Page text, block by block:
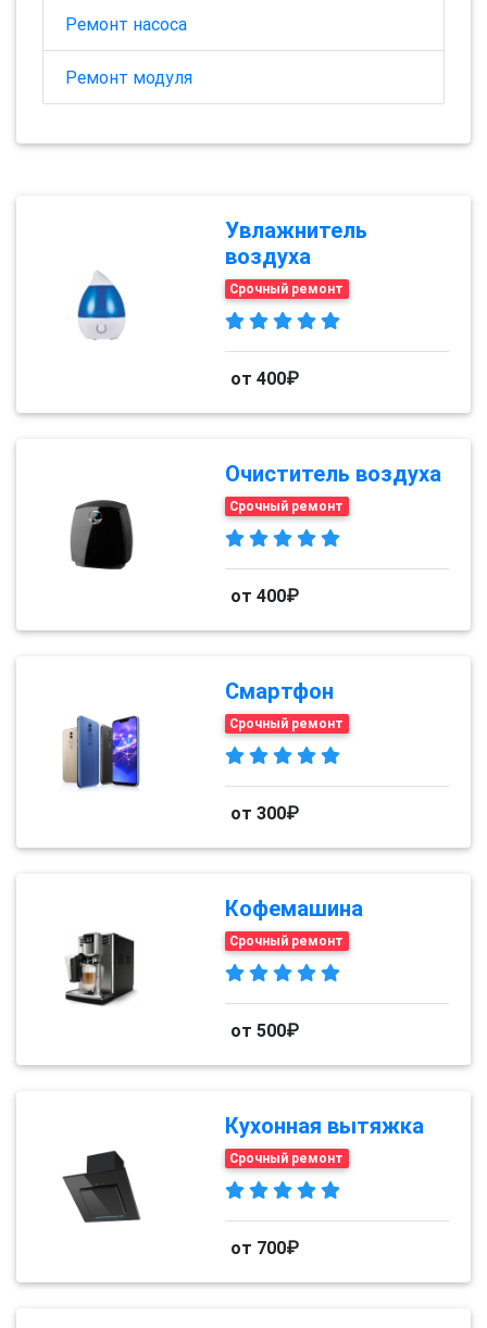
Ремонт насоса
Ремонт модуля
Увлажнитель
воздуха
Срочный ремонт
от 400₽
Очиститель воздуха
Срочный ремонт
от 400₽
Смартфон
Срочный ремонт
от 300₽
Кофемашина
Срочный ремонт
от 500₽
Кухонная вытяжка
Срочный ремонт
от 700₽